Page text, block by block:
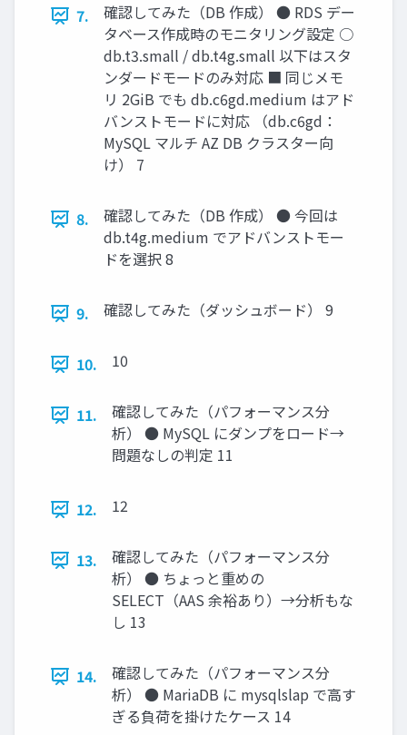
7.
確認してみた（DB 作成） ● RDS デー
タベース作成時のモニタリング設定 ○
db.t3.small / db.t4g.small 以下はスタ
ンダードモードのみ対応 ■ 同じメモ
リ 2GiB でも db.c6gd.medium はアド
バンストモードに対応 （db.c6gd：
MySQL マルチ AZ DB クラスター向
け） 7
8.
確認してみた（DB 作成） ● 今回は
db.t4g.medium でアドバンストモー
ドを選択 8
9. 確認してみた（ダッシュボード） 9
10. 10
11.
確認してみた（パフォーマンス分
析） ● MySQL にダンプをロード→
問題なしの判定 11
12. 12
13.
確認してみた（パフォーマンス分
析） ● ちょっと重めの
SELECT（AAS 余裕あり）→分析もな
し 13
14.
確認してみた（パフォーマンス分
析） ● MariaDB に mysqlslap で高す
ぎる負荷を掛けたケース 14